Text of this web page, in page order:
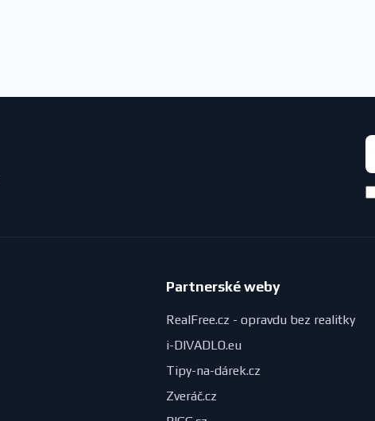
Partnerské weby
RealFree.cz - opravdu bez realitky
i-DIVADLO.eu
Tipy-na-dárek.cz
Zveráč.cz